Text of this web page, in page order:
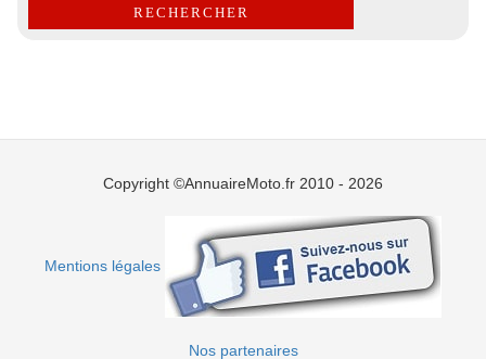
Copyright ©AnnuaireMoto.fr 2010 - 2026
Mentions légales
Nos partenaires